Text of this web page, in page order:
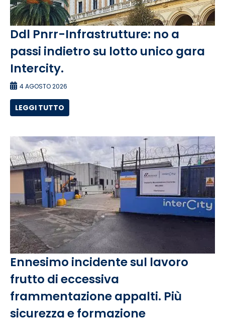
Ddl Pnrr-Infrastrutture: no a
passi indietro su lotto unico gara
Intercity.
4 AGOSTO 2026
LEGGI TUTTO
Ennesimo incidente sul lavoro
frutto di eccessiva
frammentazione appalti. Più
sicurezza e formazione